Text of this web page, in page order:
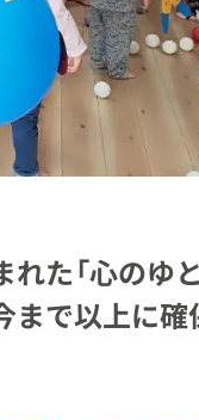
た「心のゆ
まで以上に確